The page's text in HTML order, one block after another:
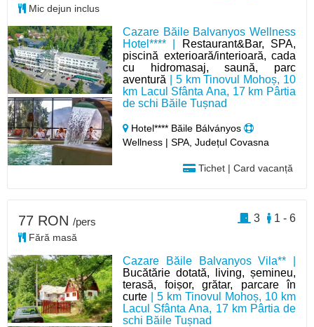
Cazare Băile Balvanyos Wellness
Hotel**** |
Restaurant&Bar, SPA,
piscină exterioară/interioară, cada
cu hidromasaj, saună, parc
aventură | 5 km Tinovul Mohoș, 10
km Lacul Sfânta Ana, 17 km Pârtia
de schi Băile Tușnad
Hotel**** Băile Bálványos
Wellness | SPA, Județul Covasna
Tichet | Card vacanță
Mic dejun inclus
Cazare Băile Balvanyos Vila** |
Bucătărie dotată, living, șemineu,
terasă, foișor, grătar, parcare în
curte | 5 km Tinovul Mohoș, 10 km
Lacul Sfânta Ana, 17 km Pârtia de
schi Băile Tușnad
77 RON /pers
Fără masă
1 - 6
3